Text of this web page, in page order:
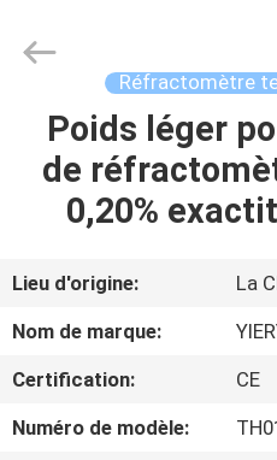
APERÇU
PRODUITS
A
PROPOS
DE
Technology
Réfractomètre
Poids léger
de
0,20%
Lieu d'origine:
La
Nom de marque:
Certification:
CE
Numéro de modèle: